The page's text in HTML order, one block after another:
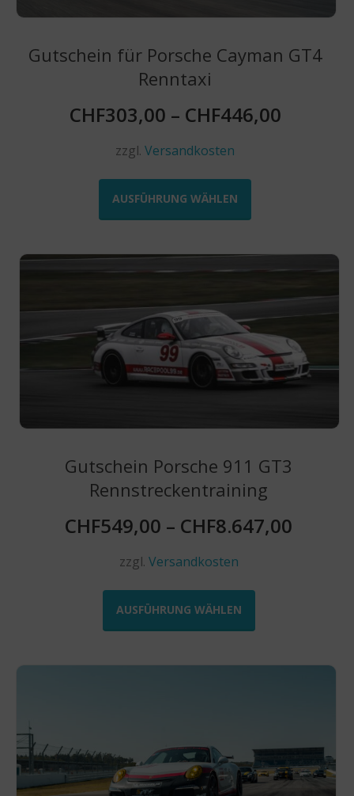
Gutschein für Porsche Cayman GT4
Renntaxi
CHF303,00 – CHF446,00
zzgl.Versandkosten
AUSFÜHRUNG WÄHLEN
Optionen
können
auf
der
Produktseite
gewählt
Gutschein Porsche 911 GT3
Rennstreckentraining
CHF549,00 – CHF8.647,00
zzgl. Versandkosten
AUSFÜHRUNG WÄHLEN
Dieses
auf
der
Produktseite